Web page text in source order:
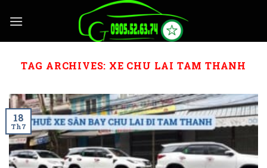
TAG ARCHIVES: XE CHU LAI TAM THANH
18
Th7